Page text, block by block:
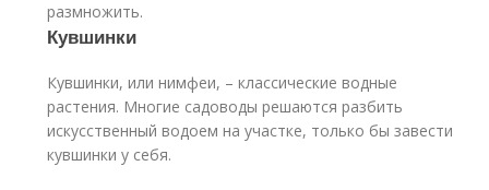
размножить.
Кувшинки
Кувшинки, или нимфеи, – классические водные
растения. Многие садоводы решаются разбить
искусственный водоем на участке, только бы завести
кувшинки у себя.